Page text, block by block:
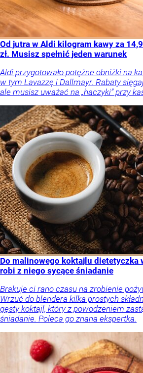
Od jutra w Aldi kilogram kawy za
zł. Musisz spełnić jeden warunek
Aldi przygotowało potężne obniżki na
w tym Lavazzę i Dallmayr. Rabaty
ale musisz uważać na „haczyki” przy
Do malinowego koktajlu dietetyczka
robi z niego sycące śniadanie
Brakuje ci rano czasu na zrobienie
Wrzuć do blendera kilka prostych
gęsty koktajl, który z powodzeniem
śniadanie. Poleca go znana ekspertka.